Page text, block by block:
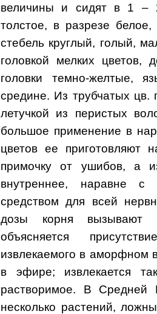
величины и сидят в 1 –
толстое, в разрезе
стебель круглый, голый,
головкой мелких
головки темно-желтые,
средине. Из трубчатых цв.
летучкой из перистых
большое применение в
цветов ее приготовляют
примочку от ушибов, а
внутреннее, наравне с
средством для всей
дозы корня вызывают
объясняется
извлекаемого в аморфном
в эфире; извлекается
растворимое. В Средней
несколько растений,